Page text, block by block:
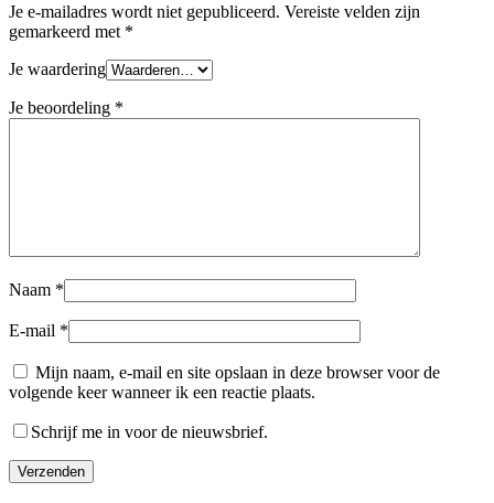
Je e-mailadres wordt niet gepubliceerd. Vereiste velden zijn
gemarkeerd met *
Je waardering
Je beoordeling *
Naam *
E-mail *
Mijn naam, e-mail en site opslaan in deze browser voor de
volgende keer wanneer ik een reactie plaats.
Schrijf me in voor de nieuwsbrief.